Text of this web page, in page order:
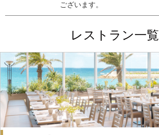
ございます。
レストラン一覧